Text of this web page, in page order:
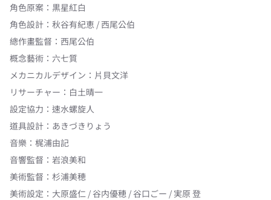
角色原案 ： 黒星紅白
角色設計 ： 秋谷有紀恵 / 西尾公伯
總作畫監督 ： 西尾公伯
概念藝術 ： 六七質
メカニカルデザイン ： 片貝文洋
リサーチャー ： 白土晴一
設定協力 ： 速水螺旋人
道具設計 ： あきづきりょう
音樂 ： 梶浦由記
音響監督 ： 岩浪美和
美術監督 ： 杉浦美穂
美術設定 ： 大原盛仁 / 谷内優穂 / 谷口ごー / 実原 登